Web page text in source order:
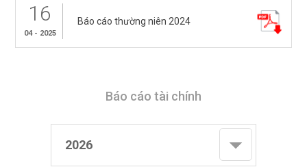
16
04 - 2025
Báo cáo thường niên 2024
Báo cáo tài chính
2026